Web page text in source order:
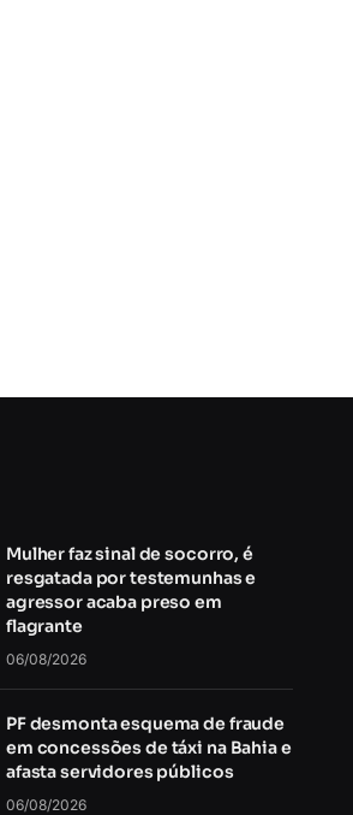
Mulher faz sinal de socorro, é
resgatada por testemunhas e
agressor acaba preso em
flagrante
06/08/2026
PF desmonta esquema de fraude
em concessões de táxi na Bahia e
afasta servidores públicos
06/08/2026